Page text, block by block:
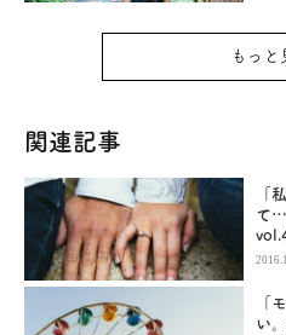
もっと
関連記事
「
て
「
い